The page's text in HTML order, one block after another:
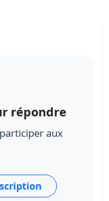
répondre
aux